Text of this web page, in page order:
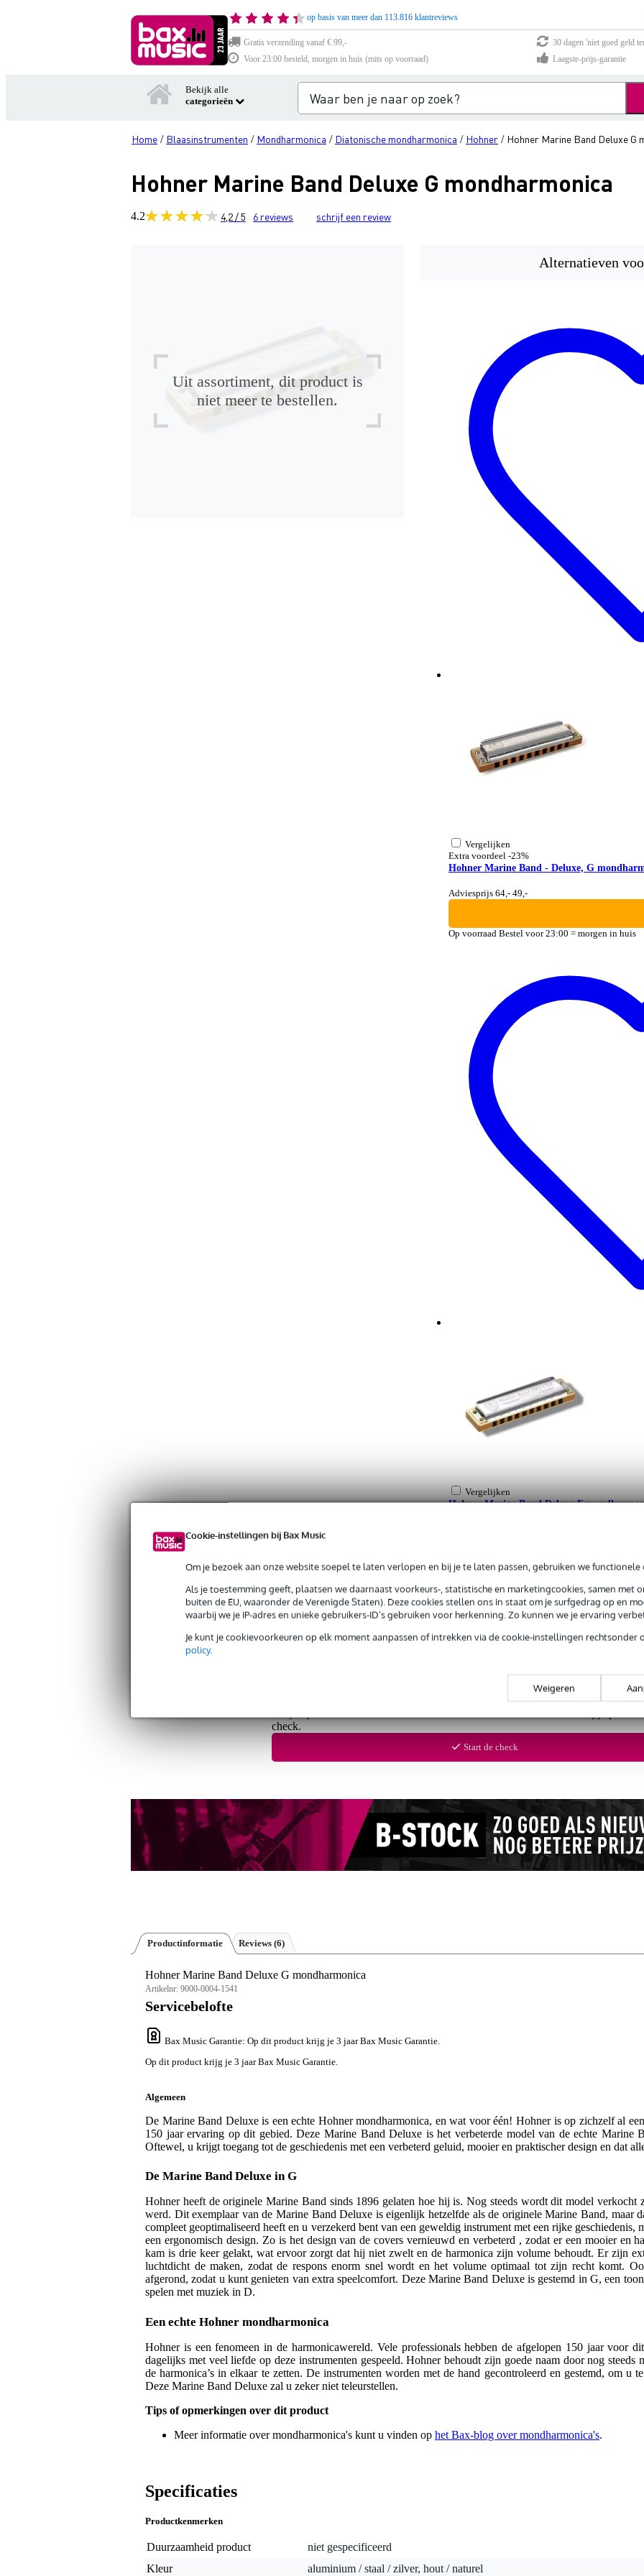
Cookie-instellingen bij Bax Music
Om je bezoek aan onze website soepel te laten verlopen en bij je te laten passen, gebruiken we functionele
Als je toestemming geeft, plaatsen we daarnaast voorkeurs-, statistische en marketingcookies, samen met
buiten de EU, waaronder de Verenigde Staten). Deze cookies stellen ons in staat om je surfgedrag op en
waarbij we je IP-adres en unieke gebruikers-ID’s gebruiken voor herkenning. Zo kunnen we je ervaring
Je kunt je cookievoorkeuren op elk moment aanpassen of intrekken via de cookie-instellingen rechtsonder
policy.
Weigeren
op basis van meer dan 113.816 klantreviews
Gratis verzending vanaf € 99,-
30 dagen 'niet goed geld
Voor 23:00 besteld, morgen in huis (mits op voorraad)
Laagste-prijs-garantie
Bekijk alle
categorieën
Home / Blaasinstrumenten / Mondharmonica / Diatonische mondharmonica / Hohner / Hohner Marine Band Deluxe G
Hohner Marine Band Deluxe G mondharmonica
4.2 4,2 / 5 6reviews schrijf een review
Uit assortiment, dit product is
niet meer te bestellen.
Alternatieven
Vergelijken
Extra voordeel -23%
Hohner Marine Band - Deluxe, G
Adviesprijs 64,- 49,-
Op voorraad Bestel voor 23:00 = morgen in huis
Vergelijken
Hohner Marine Band Deluxe F
Op voorraad Bestel voor 23:00 = morgen in huis
check.
Start de check
Productinformatie Reviews (6)
Hohner Marine Band Deluxe G mondharmonica
Artikelnr: 9000-0004-1541
Servicebelofte
Bax Music Garantie: Op dit product krijg je 3 jaar Bax Music Garantie.
Op dit product krijg je 3 jaar Bax Music Garantie.
Algemeen
De Marine Band Deluxe is een echte Hohner mondharmonica, en wat voor één! Hohner is op zichzelf al
150 jaar ervaring op dit gebied. Deze Marine Band Deluxe is het verbeterde model van de echte Marine
Oftewel, u krijgt toegang tot de geschiedenis met een verbeterd geluid, mooier en praktischer design en dat
De Marine Band Deluxe in G
Hohner heeft de originele Marine Band sinds 1896 gelaten hoe hij is. Nog steeds wordt dit model verkocht
werd. Dit exemplaar van de Marine Band Deluxe is eigenlijk hetzelfde als de originele Marine Band, maar
compleet geoptimaliseerd heeft en u verzekerd bent van een geweldig instrument met een rijke geschiedenis,
een ergonomisch design. Zo is het design van de covers vernieuwd en verbeterd , zodat er een mooier en
kam is drie keer gelakt, wat ervoor zorgt dat hij niet zwelt en de harmonica zijn volume behoudt. Er zijn
luchtdicht de maken, zodat de respons enorm snel wordt en het volume optimaal tot zijn recht komt.
afgerond, zodat u kunt genieten van extra speelcomfort. Deze Marine Band Deluxe is gestemd in G, een
spelen met muziek in D.
Een echte Hohner mondharmonica
Hohner is een fenomeen in de harmonicawereld. Vele professionals hebben de afgelopen 150 jaar voor
dagelijks met veel liefde op deze instrumenten gespeeld. Hohner behoudt zijn goede naam door nog steeds
de harmonica’s in elkaar te zetten. De instrumenten worden met de hand gecontroleerd en gestemd, om u
Deze Marine Band Deluxe zal u zeker niet teleurstellen.
Tips of opmerkingen over dit product
Meer informatie over mondharmonica's kunt u vinden op het Bax-blog over mondharmonica's.
Specificaties
Productkenmerken
Duurzaamheid product
niet gespecificeerd
Kleur
aluminium / staal / zilver, hout / naturel